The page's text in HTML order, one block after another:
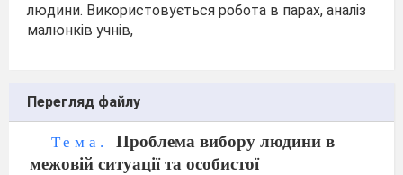
людини. Використовується робота в парах, аналіз
малюнків учнів,
Перегляд файлу
Тема. Проблема вибору людини в
межовій ситуації та особистої